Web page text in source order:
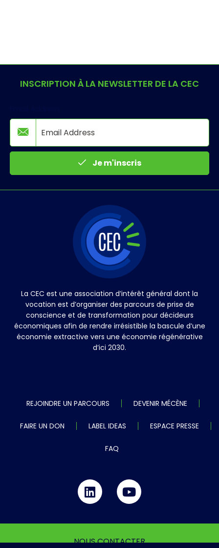
INSCRIPTION À LA NEWSLETTER DE LA CEC
Je m'inscris
La CEC est une association d’intérêt général dont la
vocation est d’organiser des parcours de prise de
conscience et de transformation pour décideurs
économiques afin de rendre irrésistible la bascule d’une
économie extractive vers une économie régénérative
d’ici 2030.
REJOINDRE UN PARCOURS DEVENIR MÉCÈNE
FAIRE UN DON LABEL IDEAS ESPACE PRESSE
FAQ
NOUS CONTACTER